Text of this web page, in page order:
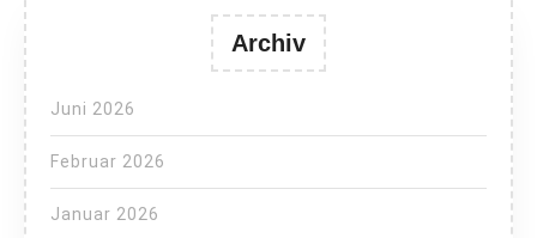
Archiv
Juni 2026
Februar 2026
Januar 2026